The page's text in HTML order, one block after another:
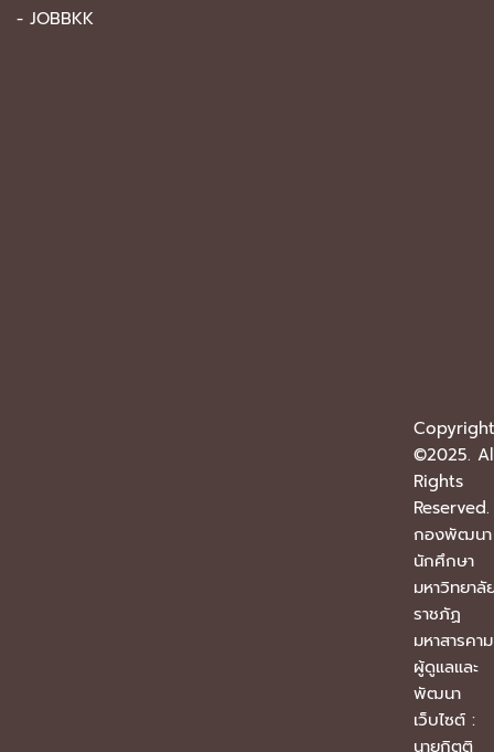
- JOBBKK
Copyright
©2025.
Rights
Reserved.
กองพัฒนา
นักศึกษา
มหาวิทยาลั
ราชภัฏ
มหาสารค
ผู้ดูแลและ
พัฒนา
เว็บไซต์ :
นายกิตติ